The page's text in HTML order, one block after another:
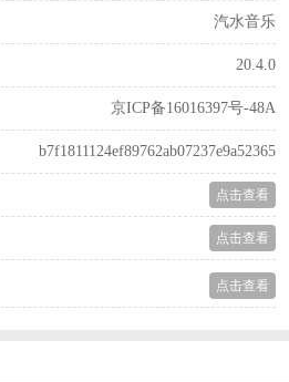
汽水音乐
20.4.0
京ICP备16016397号-48A
b7f1811124ef89762ab07237e9a52365
点击查看
点击查看
点击查看